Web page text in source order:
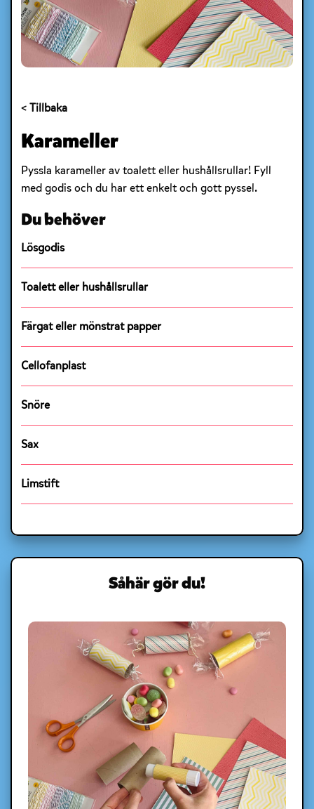
< Tillbaka
Karameller
Pyssla karameller av toalett eller hushållsrullar! Fyll
med godis och du har ett enkelt och gott pyssel.
Du behöver
Lösgodis
Toalett eller hushållsrullar
Färgat eller mönstrat papper
Cellofanplast
Snöre
Sax
Limstift
Såhär gör du!